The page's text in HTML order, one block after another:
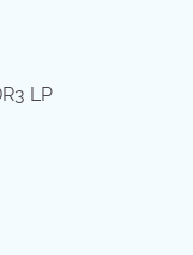
LP